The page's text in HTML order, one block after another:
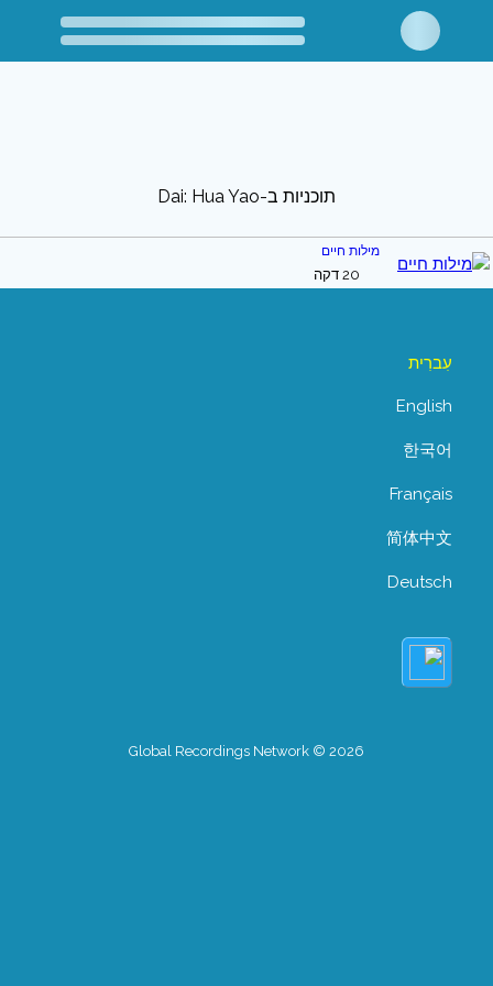
תוכניות ב-Dai: Hua Yao
מילות חיים
עִברִית
English
한국어
Français
简体中文
Deutsch
Global Recordings Network © 2026